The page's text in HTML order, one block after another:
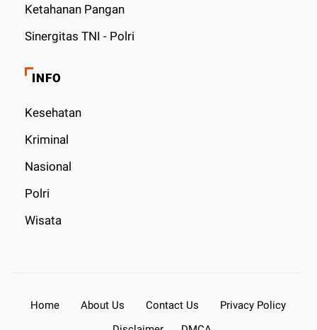
Ketahanan Pangan
Sinergitas TNI - Polri
INFO
Kesehatan
Kriminal
Nasional
Polri
Wisata
Home About Us Contact Us
Privacy Policy